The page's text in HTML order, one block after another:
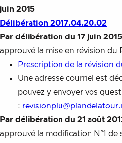
juin 2015
Délibération 2017.04.20.02
Par délibération du 17 juin 2015
approuvé la mise en révision du
Prescription de la révision
Une adresse courriel est
pouvez y envoyer vos
:
Par délibération du 21 août
approuvé la modification N°1 de